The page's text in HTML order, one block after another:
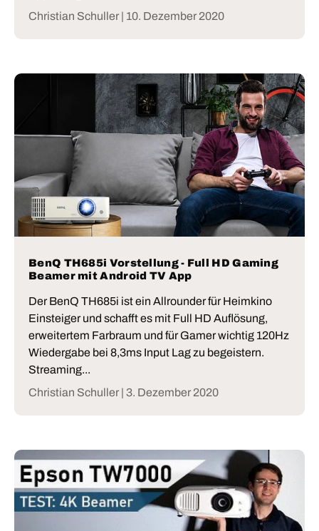
Christian Schuller | 10. Dezember 2020
BenQ TH685i Vorstellung - Full HD Gaming
Beamer mit Android TV App
Der BenQ TH685i ist ein Allrounder für Heimkino
Einsteiger und schafft es mit Full HD Auflösung,
erweitertem Farbraum und für Gamer wichtig 120Hz
Wiedergabe bei 8,3ms Input Lag zu begeistern.
Streaming...
Christian Schuller | 3. Dezember 2020